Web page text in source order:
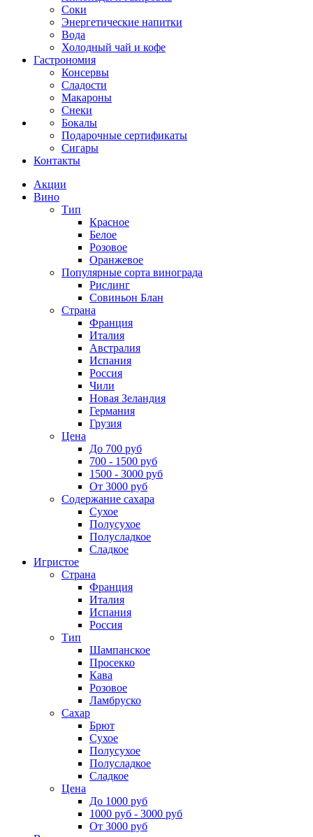
Соки
Энергетические напитки
Вода
Холодный чай и кофе
Гастрономия
Консервы
Сладости
Макароны
Снеки
Бокалы
Подарочные сертификаты
Сигары
Контакты
Акции
Вино
Тип
Красное
Белое
Розовое
Оранжевое
Популярные сорта винограда
Рислинг
Совиньон Блан
Страна
Франция
Италия
Австралия
Испания
Россия
Чили
Новая Зеландия
Германия
Грузия
Цена
До 700 руб
700 - 1500 руб
1500 - 3000 руб
От 3000 руб
Содержание сахара
Сухое
Полусухое
Полусладкое
Сладкое
Игристое
Страна
Франция
Италия
Испания
Россия
Тип
Шампанское
Просекко
Кава
Розовое
Ламбруско
Сахар
Брют
Сухое
Полусухое
Полусладкое
Сладкое
Цена
До 1000 руб
1000 руб - 3000 руб
От 3000 руб